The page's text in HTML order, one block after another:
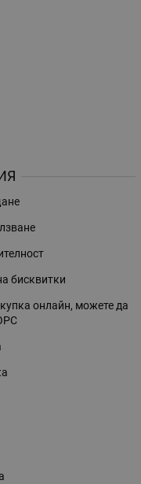
бисквитки
онлайн, можете да